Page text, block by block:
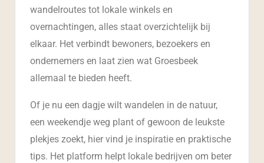
wandelroutes tot lokale winkels en
overnachtingen, alles staat overzichtelijk bij
elkaar. Het verbindt bewoners, bezoekers en
ondernemers en laat zien wat Groesbeek
allemaal te bieden heeft.
Of je nu een dagje wilt wandelen in de natuur,
een weekendje weg plant of gewoon de leukste
plekjes zoekt, hier vind je inspiratie en praktische
tips. Het platform helpt lokale bedrijven om beter